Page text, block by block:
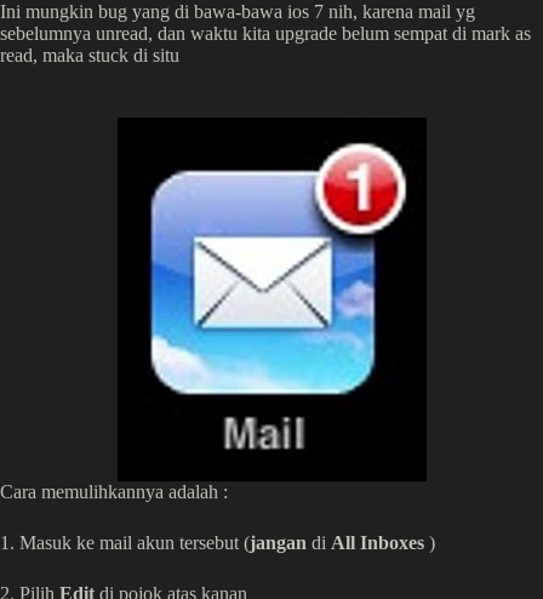
Ini mungkin bug yang di bawa-bawa ios 7 nih, karena mail yg
sebelumnya unread, dan waktu kita upgrade belum sempat di mark as
read, maka stuck di situ
Cara memulihkannya adalah :
1. Masuk ke mail akun tersebut (jangan di All Inboxes )
2. Pilih Edit di pojok atas kanan